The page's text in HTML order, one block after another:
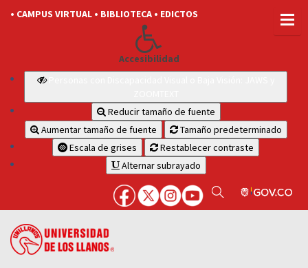
• CAMPUS VIRTUAL • BIBLIOTECA • EDICTOS
Accesibilidad
Reducir tamaño de fuente
Aumentar tamaño de fuente
Tamaño predeterminado
Escala de grises
Restablecer contraste
Alternar subrayado